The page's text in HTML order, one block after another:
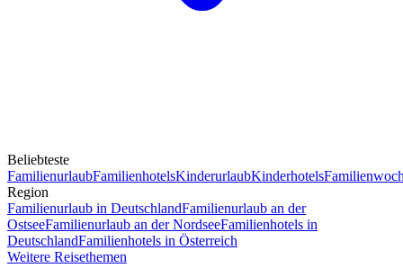
Beliebteste
FamilienurlaubFamilienhotelsKinderurlaubKinderhotels
Region
Familienurlaub in DeutschlandFamilienurlaub an der
OstseeFamilienurlaub an der NordseeFamilienhotels in
DeutschlandFamilienhotels in Österreich
Weitere Reisethemen